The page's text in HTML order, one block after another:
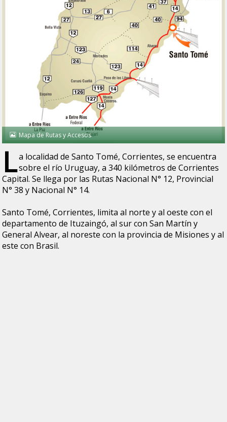
Mapa de Rutas y Accesos
La localidad de Santo Tomé, Corrientes, se encuentra
sobre el río Uruguay, a 340 kilómetros de Corrientes
Capital. Se llega por las Rutas Nacional N° 12, Provincial
N° 38 y Nacional N° 14.
Santo Tomé, Corrientes, limita al norte y al oeste con el
departamento de Ituzaingó, al sur con San Martín y
General Alvear, al noreste con la provincia de Misiones y al
este con Brasil.